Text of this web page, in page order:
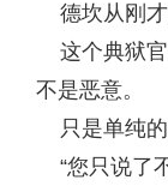
德坎从刚才
这个典狱官
不是恶意。
只是单纯的
“您只说了